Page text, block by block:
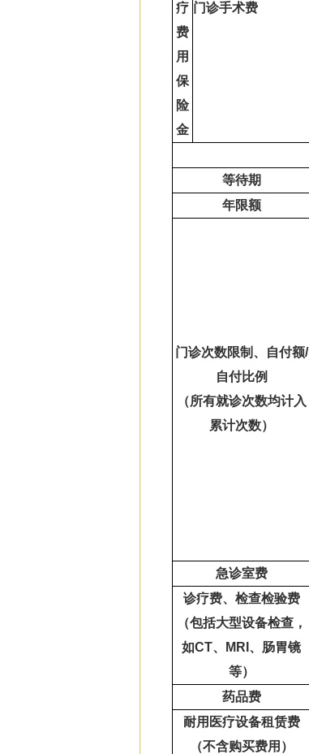
疗
费
用
保
险
金
门诊手术费
等待期
年限额
门诊次数限制、自付额/
自付比例
（所有就诊次数均计入
累计次数）
急诊室费
诊疗费、检查检验费
（包括大型设备检查，
如CT、MRI、肠胃镜
等）
药品费
耐用医疗设备租赁费
（不含购买费用）